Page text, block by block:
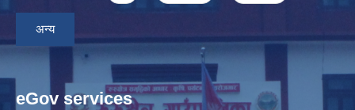
अन्य
eGov services